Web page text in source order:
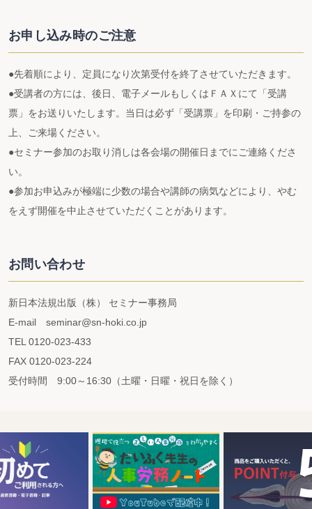
お申し込み時のご注意
●先着順により、定員になり次第受付を終了させていただきます。
●受講者の方には、後日、電子メールもしくはＦＡＸにて「受講
票」をお送りいたします。当日は必ず「受講票」を印刷・ご持参の
上、ご来場ください。
●セミナー参加のお取り消しは各会場の開催日までにご連絡くださ
い。
●参加お申込みが極端に少数の場合や講師の病気などにより、やむ
をえず開催を中止させていただくことがあります。
お問い合わせ
新日本法規出版（株） セミナー事務局
E-mail seminar@sn-hoki.co.jp
TEL 0120-023-433
FAX 0120-023-224
受付時間 9:00～16:30（土曜・日曜・祝日を除く）